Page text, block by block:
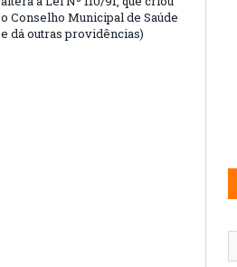
o Conselho Municipal de Saúde
e dá outras providências)